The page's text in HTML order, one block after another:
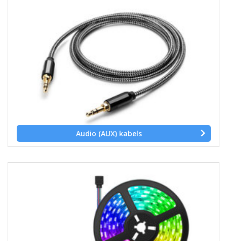
Audio (AUX) kabels